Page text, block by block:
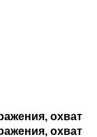
охват
охват